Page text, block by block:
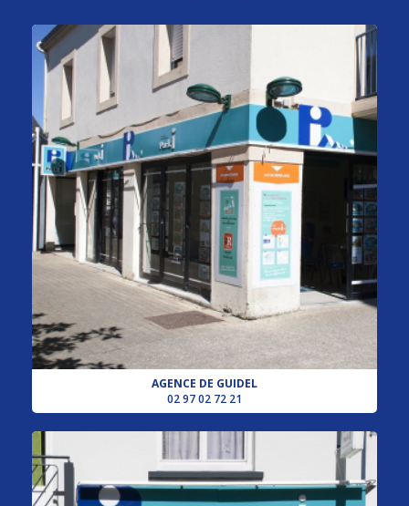
AGENCE DE GUIDEL
02 97 02 72 21